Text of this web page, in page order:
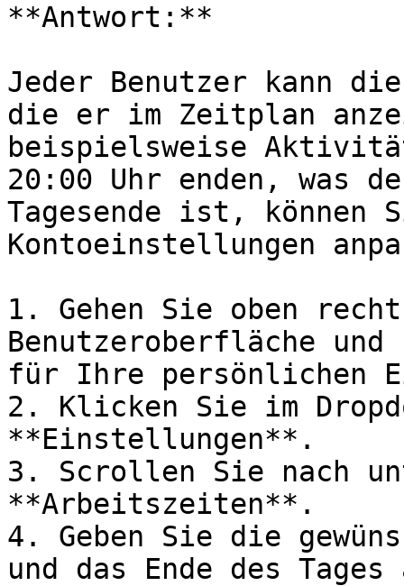
**Antwort:**
Jeder Benutzer kann
die er im Zeitplan
beispielsweise
20:00 Uhr enden, was
Tagesende ist, können
Kontoeinstellungen
1. Gehen Sie oben
Benutzeroberfläche
für Ihre persönlichen
2. Klicken Sie im
**Einstellungen**.
3. Scrollen Sie nach
**Arbeitszeiten**.
4. Geben Sie die
und das Ende des Tages